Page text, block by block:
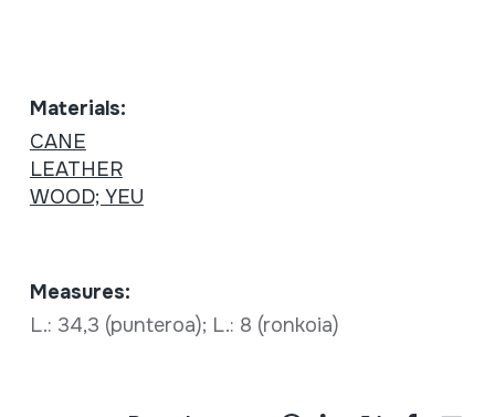
Materials:
CANE
LEATHER
WOOD; YEU
Measures:
L.: 34,3 (punteroa); L.: 8 (ronkoia)